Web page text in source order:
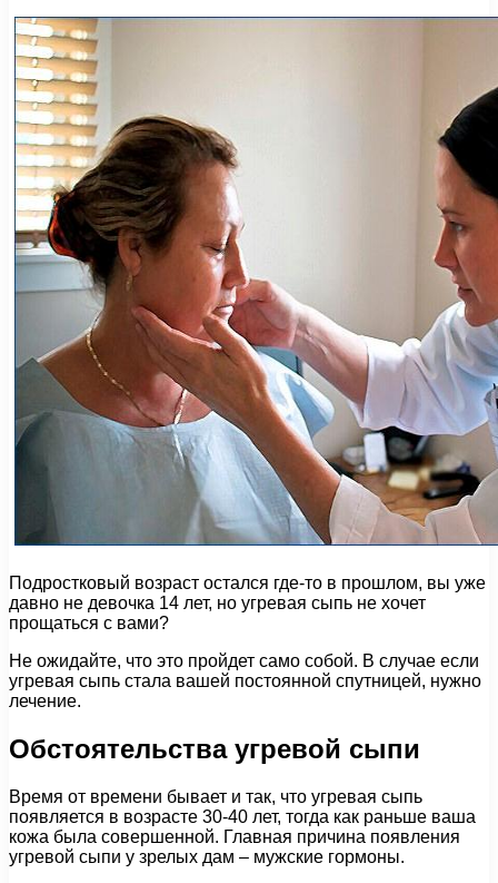
Подростковый возраст остался где-то в прошлом, вы уже
давно не девочка 14 лет, но угревая сыпь не хочет
прощаться с вами?
Не ожидайте, что это пройдет само собой. В случае если
угревая сыпь стала вашей постоянной спутницей, нужно
лечение.
Обстоятельства угревой сыпи
Время от времени бывает и так, что угревая сыпь
появляется в возрасте 30-40 лет, тогда как раньше ваша
кожа была совершенной. Главная причина появления
угревой сыпи у зрелых дам – мужские гормоны.